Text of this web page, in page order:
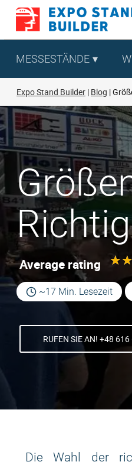
Zum
springen
MESSESTÄNDE
Expo Stand Builder Blog
Average rating ★★
★★
~17 Min. Lesezeit
RUFEN SIE AN! +48
Die Wahl der